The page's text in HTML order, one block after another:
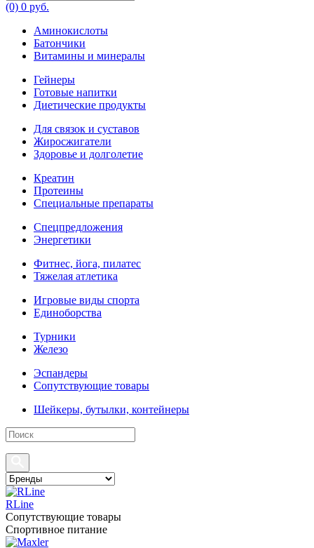
(0) 0 руб.
Аминокислоты
Батончики
Витамины и минералы
Гейнеры
Готовые напитки
Диетические продукты
Для связок и суставов
Жиросжигатели
Здоровье и долголетие
Креатин
Протеины
Специальные препараты
Спецпредложения
Энергетики
Фитнес, йога, пилатес
Тяжелая атлетика
Игровые виды спорта
Единоборства
Турники
Железо
Эспандеры
Сопутствующие товары
Шейкеры, бутылки, контейнеры
RLine
Сопутствующие товары
Спортивное питание